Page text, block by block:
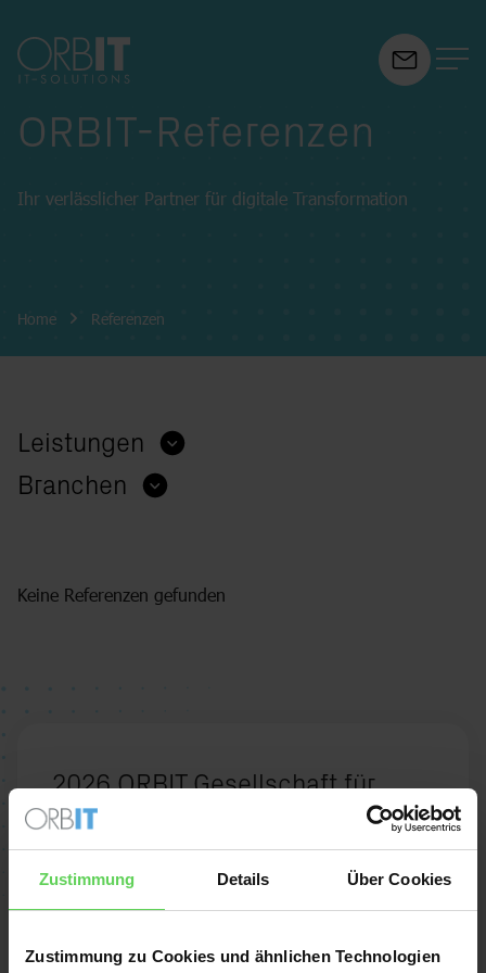
Zustimmung Details Über Cookies
Zustimmung zu Cookies und ähnlichen Technologien
Suchfeld
Suchen
ORBIT-Referenzen
Ihr verlässlicher Partner für digitale Transformation
Breadcrumb-Navigation
Home Referenzen
Leistungen
Branchen
Keine Referenzen gefunden
2026 ORBIT Gesellschaft für
Applikations- und
Informationssysteme mbH
Mildred-Scheel-Str. 1